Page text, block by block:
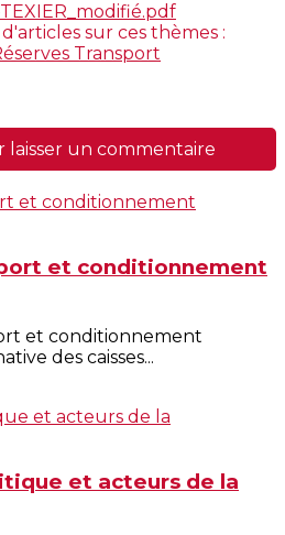
sur ces thèmes :
Transport
un commentaire
et conditionnement
et conditionnement
des caisses...
et acteurs de la